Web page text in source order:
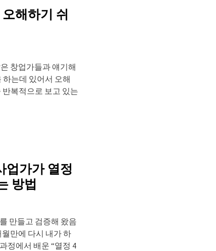
해하기 쉬
창업가들과 얘기해
는데 있어서 오해
반복적으로 보고 있는
업가가 열정
방법
만들고 검증해 왔음
만에 다시 내가 하
정에서 배운 “열정 4